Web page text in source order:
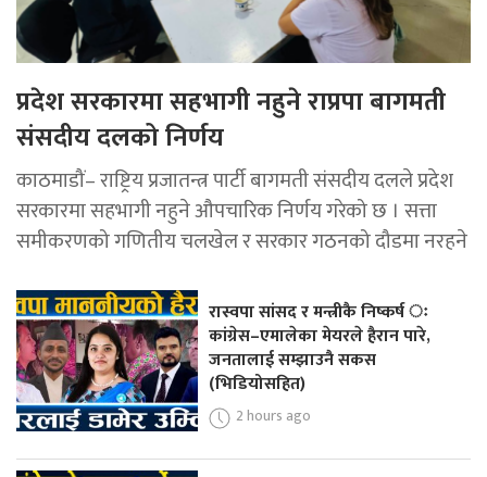
प्रदेश सरकारमा सहभागी नहुने राप्रपा बागमती
संसदीय दलको निर्णय
काठमाडौं– राष्ट्रिय प्रजातन्त्र पार्टी बागमती संसदीय दलले प्रदेश
सरकारमा सहभागी नहुने औपचारिक निर्णय गरेको छ । सत्ता
समीकरणको गणितीय चलखेल र सरकार गठनको दौडमा नरहने
रास्वपा सांसद र मन्त्रीकै निष्कर्ष ः
कांग्रेस–एमालेका मेयरले हैरान पारे,
जनतालाई सम्झाउनै सकस
(भिडियोसहित)
2 hours ago